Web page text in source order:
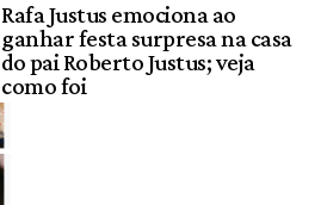
Rafa Justus emociona ao
ganhar festa surpresa na casa
do pai Roberto Justus; veja
como foi